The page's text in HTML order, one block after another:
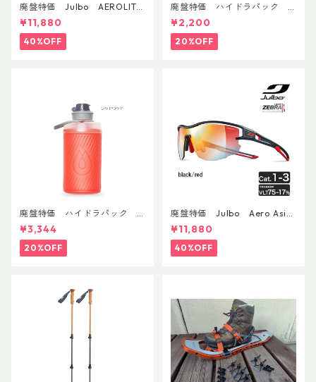
廃盤特価 Julbo AEROLITE
AsianFit
¥11,880
40%OFF
廃盤特価 ハイドラパック
リーコン ツイスト＆シップ 50
0ml
¥2,200
20%OFF
廃盤特価 ハイドラパック
フラックス 750ml
¥3,344
20%OFF
廃盤特価 Julbo Aero Asia
nFit
¥11,880
40%OFF